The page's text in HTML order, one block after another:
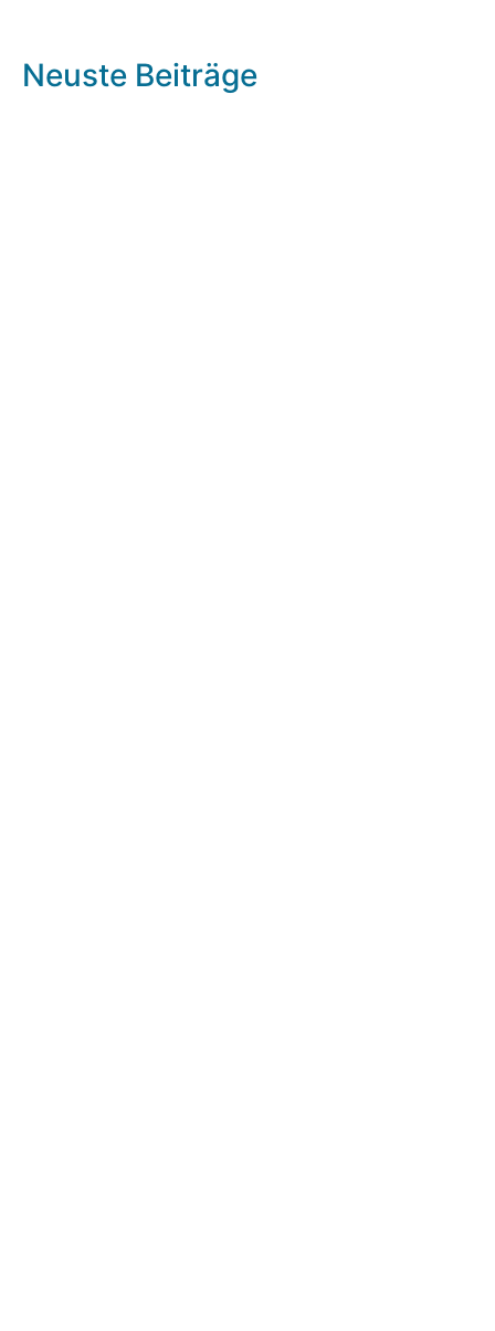
Neuste Beiträge